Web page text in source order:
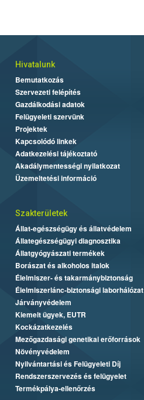
Hivatalunk
Bemutatkozás
Szervezeti felépítés
Gazdálkodási adatok
Felügyeleti szervünk
Projektek
Kapcsolódó linkek
Adatkezelési tájékoztató
Akadálymentességi nyilatkozat
Üzemeltetési információ
Szakterületek
Állat-egészségügy és állatvédelem
Állategészségügyi diagnosztika
Állatgyógyászati termékek
Borászat és alkoholos italok
Élelmiszer- és takarmánybiztonság
Élelmiszerlánc-biztonsági laborhálózat
Járványvédelem
Kiemelt ügyek, EUTR
Kockázatkezelés
Mezőgazdasági genetikai erőforrások
Növényvédelem
Nyilvántartási és Felügyeleti Díj
Rendszerszervezés és felügyelet
Termékpálya-ellenőrzés